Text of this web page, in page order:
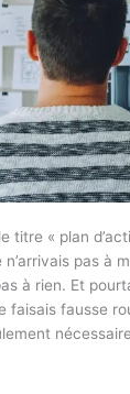
titre « plan
n’arrivais pas à
à rien. Et
faisais fausse